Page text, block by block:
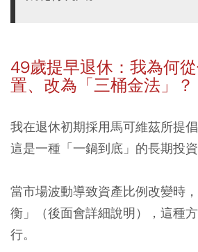
49歲提早退休：我為何
置、改為「三桶金法」？
我在退休初期採用馬可維茲所提
這是一種「一鍋到底」的長期投資
當市場波動導致資產比例改變時
衡」（後面會詳細說明），這種
行。